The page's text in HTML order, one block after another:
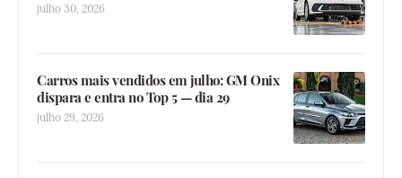
julho 30, 2026
Carros mais vendidos em julho: GM Onix
dispara e entra no Top 5 — dia 29
julho 29, 2026